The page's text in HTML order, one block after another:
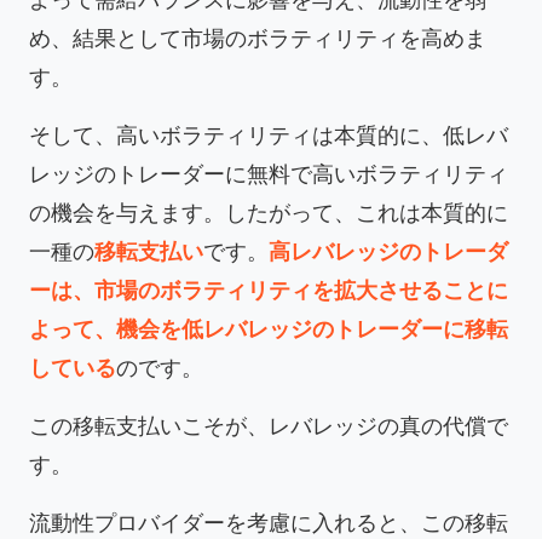
め、結果として市場のボラティリティを高めま
す。
そして、高いボラティリティは本質的に、低レバ
レッジのトレーダーに無料で高いボラティリティ
の機会を与えます。したがって、これは本質的に
一種の移転支払いです。 高レバレッジのトレーダ
ーは、市場のボラティリティを拡大させることに
よって、機会を低レバレッジのトレーダーに移転
しているのです。
この移転支払いこそが、レバレッジの真の代償で
す。
流動性プロバイダーを考慮に入れると、この移転